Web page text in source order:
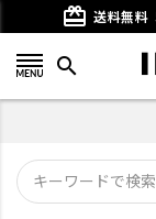
card_giftcard 送料無料
search
ベージュ
パープル
ホワイト
在庫なし商
サイズ